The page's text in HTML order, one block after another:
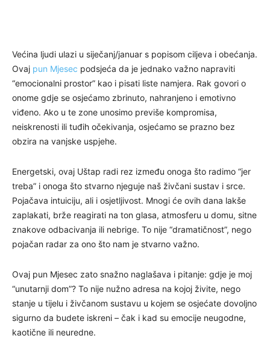
Većina ljudi ulazi u siječanj/januar s popisom ciljeva i obećanja.
Ovaj pun Mjesec podsjeća da je jednako važno napraviti
“emocionalni prostor” kao i pisati liste namjera. Rak govori o
onome gdje se osjećamo zbrinuto, nahranjeno i emotivno
viđeno. Ako u te zone unosimo previše kompromisa,
neiskrenosti ili tuđih očekivanja, osjećamo se prazno bez
obzira na vanjske uspjehe.
Energetski, ovaj Uštap radi rez između onoga što radimo “jer
treba” i onoga što stvarno njeguje naš živčani sustav i srce.
Pojačava intuiciju, ali i osjetljivost. Mnogi će ovih dana lakše
zaplakati, brže reagirati na ton glasa, atmosferu u domu, sitne
znakove odbacivanja ili nebrige. To nije “dramatičnost”, nego
pojačan radar za ono što nam je stvarno važno.
Ovaj pun Mjesec zato snažno naglašava i pitanje: gdje je moj
“unutarnji dom”? To nije nužno adresa na kojoj živite, nego
stanje u tijelu i živčanom sustavu u kojem se osjećate dovoljno
sigurno da budete iskreni – čak i kad su emocije neugodne,
kaotične ili neuredne.